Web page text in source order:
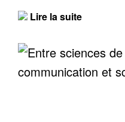
Lire la suite